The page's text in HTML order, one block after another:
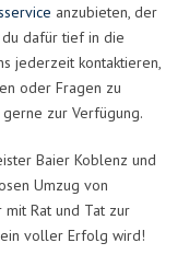
anzubieten, der
du dafür tief in die
jederzeit kontaktieren,
oder Fragen zu
zur Verfügung.
Baier Koblenz und
Umzug von
mit Rat und Tat zur
voller Erfolg wird!